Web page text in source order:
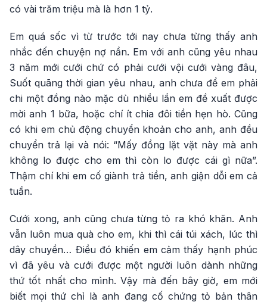
có vài trăm triệu mà là hơn 1 tỷ.
Em quá sốc vì từ trước tới nay chưa từng thấy anh
nhắc đến chuyện nợ nần. Em với anh cũng yêu nhau
3 năm mới cưới chứ có phải cưới vội cưới vàng đâu,
Suốt quãng thời gian yêu nhau, anh chưa để em phải
chi một đồng nào mặc dù nhiều lần em đề xuất được
mời anh 1 bữa, hoặc chí ít chia đôi tiền hẹn hò. Cũng
có khi em chủ động chuyển khoản cho anh, anh đều
chuyển trả lại và nói: “Mấy đồng lặt vặt này mà anh
không lo được cho em thì còn lo được cái gì nữa”.
Thậm chí khi em cố giành trả tiền, anh giận dỗi em cả
tuần.
Cưới xong, anh cũng chưa từng tỏ ra khó khăn. Anh
vẫn luôn mua quà cho em, khi thì cái túi xách, lúc thì
dây chuyền… Điều đó khiến em cảm thấy hạnh phúc
vì đã yêu và cưới được một người luôn dành những
thứ tốt nhất cho mình. Vậy mà đến bây giờ, em mới
biết mọi thứ chỉ là anh đang cố chứng tỏ bản thân